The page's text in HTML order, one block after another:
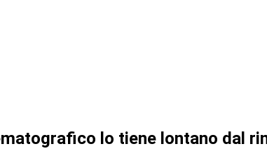
lo tiene lontano dal